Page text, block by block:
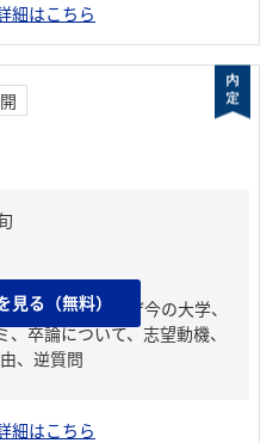
細はこちら
たこと）、なぜ今の大学、
卒論について、志望動機、
、逆質問
見る（無料）
細はこちら